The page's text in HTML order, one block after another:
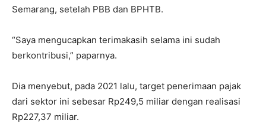
Semarang, setelah PBB dan BPHTB.
“Saya mengucapkan terimakasih selama ini sudah
berkontribusi,” paparnya.
Dia menyebut, pada 2021 lalu, target penerimaan pajak
dari sektor ini sebesar Rp249,5 miliar dengan realisasi
Rp227,37 miliar.